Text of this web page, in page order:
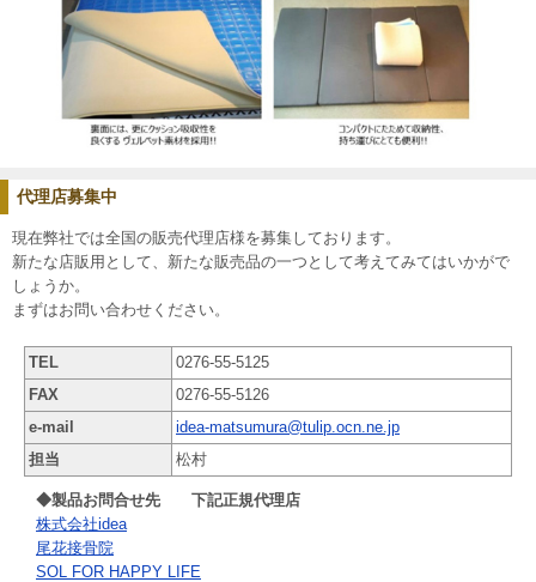
代理店募集中
現在弊社では全国の販売代理店様を募集しております。
新たな店販用として、新たな販売品の一つとして考えてみてはいかがで
しょうか。
まずはお問い合わせください。
TEL
0276-55-5125
FAX
0276-55-5126
e-mail
idea-matsumura@tulip.ocn.ne.jp
担当
松村
◆製品お問合せ先 下記正規代理店
株式会社idea
尾花接骨院
SOL FOR HAPPY LIFE